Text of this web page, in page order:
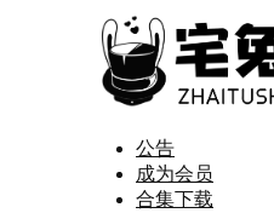
公告
成为会员
合集下载